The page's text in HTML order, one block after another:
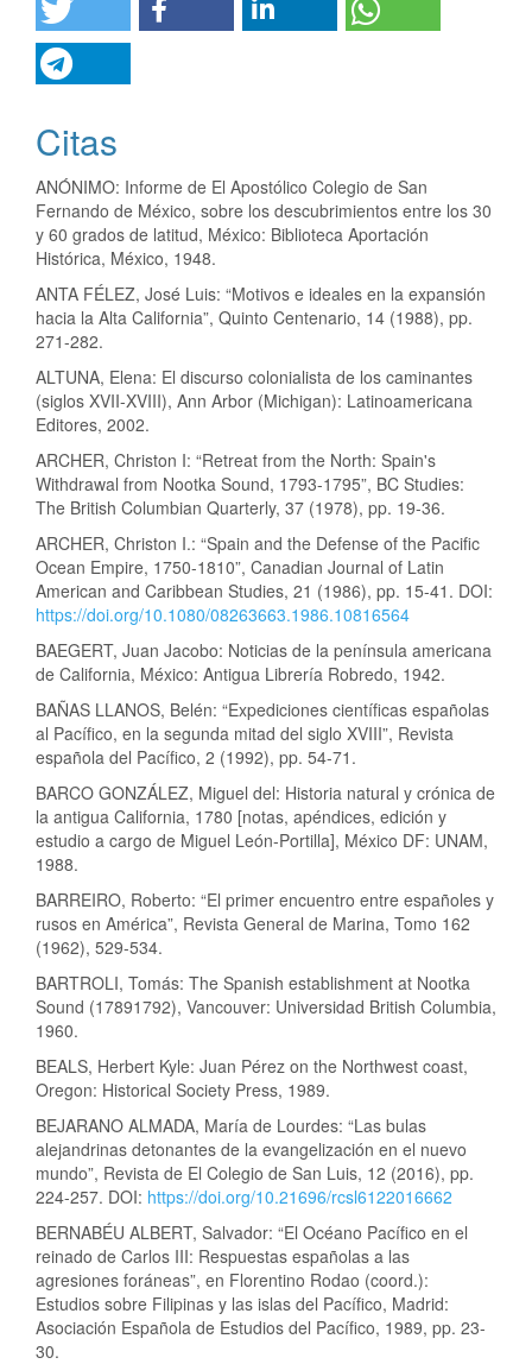
Citas
ANÓNIMO: Informe de El Apostólico Colegio de San
Fernando de México, sobre los descubrimientos entre los 30
y 60 grados de latitud, México: Biblioteca Aportación
Histórica, México, 1948.
ANTA FÉLEZ, José Luis: “Motivos e ideales en la expansión
hacia la Alta California”, Quinto Centenario, 14 (1988), pp.
271-282.
ALTUNA, Elena: El discurso colonialista de los caminantes
(siglos XVII-XVIII), Ann Arbor (Michigan): Latinoamericana
Editores, 2002.
ARCHER, Christon I: “Retreat from the North: Spain's
Withdrawal from Nootka Sound, 1793-1795”, BC Studies:
The British Columbian Quarterly, 37 (1978), pp. 19-36.
ARCHER, Christon I.: “Spain and the Defense of the Pacific
Ocean Empire, 1750-1810”, Canadian Journal of Latin
American and Caribbean Studies, 21 (1986), pp. 15-41. DOI:
https://doi.org/10.1080/08263663.1986.10816564
BAEGERT, Juan Jacobo: Noticias de la península americana
de California, México: Antigua Librería Robredo, 1942.
BAÑAS LLANOS, Belén: “Expediciones científicas españolas
al Pacífico, en la segunda mitad del siglo XVIII”, Revista
española del Pacífico, 2 (1992), pp. 54-71.
BARCO GONZÁLEZ, Miguel del: Historia natural y crónica de
la antigua California, 1780 [notas, apéndices, edición y
estudio a cargo de Miguel León-Portilla], México DF: UNAM,
1988.
BARREIRO, Roberto: “El primer encuentro entre españoles y
rusos en América”, Revista General de Marina, Tomo 162
(1962), 529-534.
BARTROLI, Tomás: The Spanish establishment at Nootka
Sound (17891792), Vancouver: Universidad British Columbia,
1960.
BEALS, Herbert Kyle: Juan Pérez on the Northwest coast,
Oregon: Historical Society Press, 1989.
BEJARANO ALMADA, María de Lourdes: “Las bulas
alejandrinas detonantes de la evangelización en el nuevo
mundo”, Revista de El Colegio de San Luis, 12 (2016), pp.
224-257. DOI: https://doi.org/10.21696/rcsl6122016662
BERNABÉU ALBERT, Salvador: “El Océano Pacífico en el
reinado de Carlos III: Respuestas españolas a las
agresiones foráneas”, en Florentino Rodao (coord.):
Estudios sobre Filipinas y las islas del Pacífico, Madrid:
Asociación Española de Estudios del Pacífico, 1989, pp. 23-
30.